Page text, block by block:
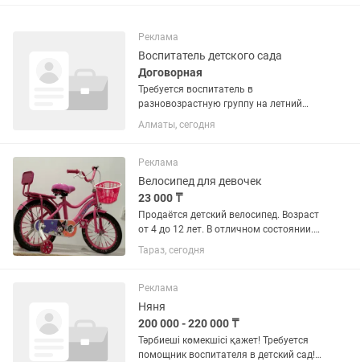
Реклама
Воспитатель детского сада
Договорная
Требуется воспитатель в
разновозрастную группу на летний
период с педобразованием
Алматы, сегодня
Реклама
Велосипед для девочек
23 000 ₸
Продаётся детский велосипед. Возраст
от 4 до 12 лет. В отличном состоянии.
Самовывоз.
Тараз, сегодня
Реклама
Няня
200 000 - 220 000 ₸
Тәрбиеші көмекшісі қажет! Требуется
помощник воспитателя в детский сад!